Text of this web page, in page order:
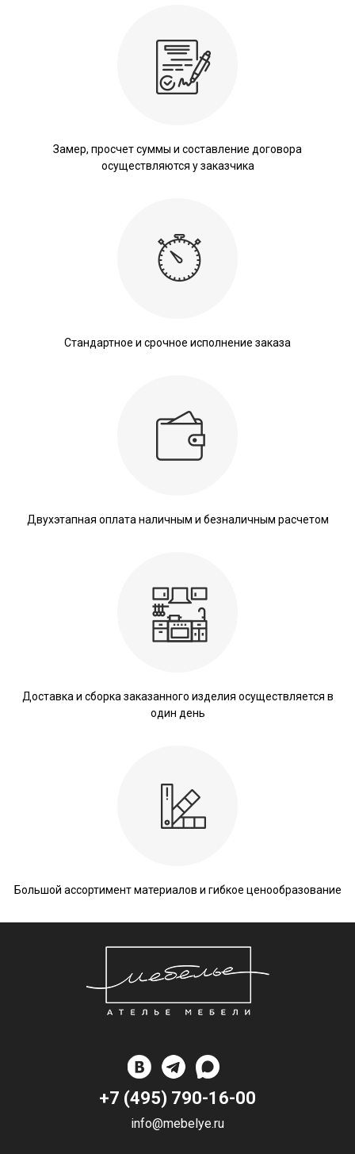
Замер, просчет суммы и составление договора
осуществляются у заказчика
Стандартное и срочное исполнение заказа
Двухэтапная оплата наличным и безналичным расчетом
Доставка и сборка заказанного изделия осуществляется в
один день
Большой ассортимент материалов и гибкое ценообразование
+7 (495) 790-16-00
info@mebelye.ru